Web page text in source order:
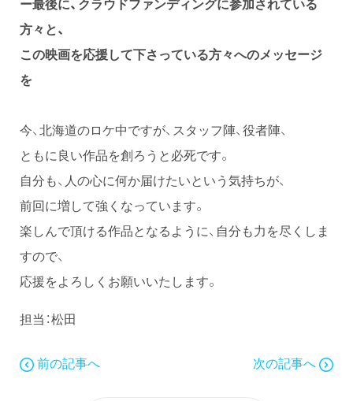
方々と、
この映画を応援して下さっている方々へのメッセージ
を
今、北海道のロケ中ですが、スタッフ陣、役者陣、
ともに良い作品を創ろうと必死です。
自分も、人の心に何か届けたいという気持ちが、
前回に増して強くなっています。
楽しんで頂ける作品となるように、自分も力を尽くしま
すので、
応援をよろしくお願いいたします。
担当：松田
前の記事へ 次の記事へ